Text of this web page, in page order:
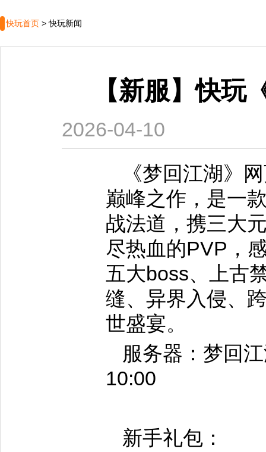
快玩首页 >快玩新闻
【新服】快玩
2026-04-10
《梦回江湖》
巅峰之作，是一
战法道，携三大
尽热血的PVP，
五大boss、上古
缝、异界入侵、
世盛宴。
服务器：梦回
10:00
新手礼包：